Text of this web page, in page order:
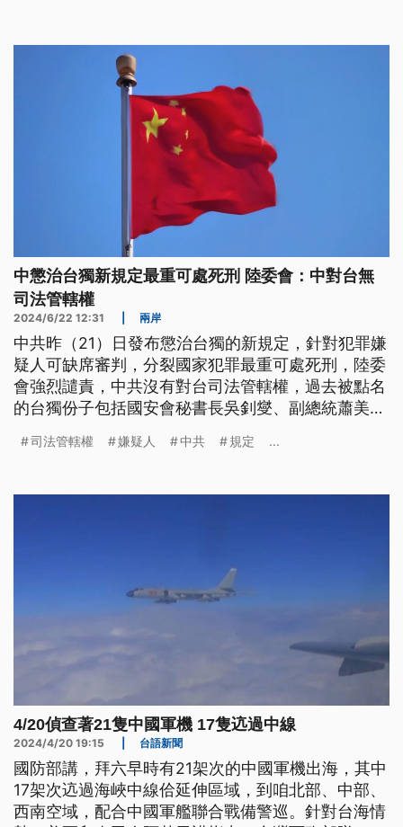
中懲治台獨新規定最重可處死刑 陸委會：中對台無
司法管轄權
2024/6/22 12:31 兩岸
中共昨（21）日發布懲治台獨的新規定，針對犯罪嫌
疑人可缺席審判，分裂國家犯罪最重可處死刑，陸委
會強烈譴責，中共沒有對台司法管轄權，過去被點名
的台獨份子包括國安會秘書長吳釗燮、副總統蕭美
分析，中共透過法律戰，對台施壓並殺雞儆猴，研判
制台美深化軍事合作。
司法管轄權 嫌疑人 中共 規定 ...
4/20偵查著21隻中國軍機 17隻迒過中線
2024/4/20 19:15 台語新聞
國防部講，拜六早時有21架次的中國軍機出海，其中
17架次迒過海峽中線佮延伸區域，到咱北部、中部、
西南空域，配合中國軍艦聯合戰備警巡。針對台海情